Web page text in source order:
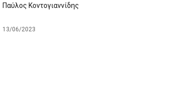
Παύλος Κοντογιαννίδης
13/06/2023